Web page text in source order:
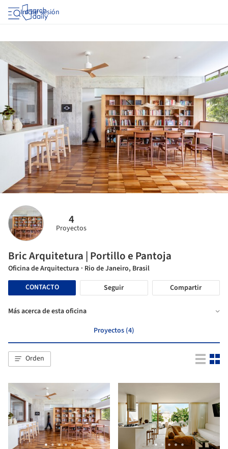
Iniciar sesión
4
Proyectos
Bric Arquitetura | Portillo e Pantoja
Oficina de Arquitectura · Rio de Janeiro, Brasil
CONTACTO
Seguir Compartir
Más acerca de esta oficina
Proyectos (4)
Orden